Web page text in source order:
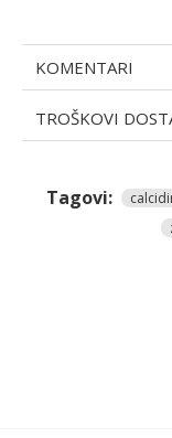
KOMENTARI
TROŠKOVI
Tagovi: